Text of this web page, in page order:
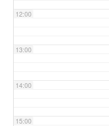
12:00
13:00
14:00
15:00